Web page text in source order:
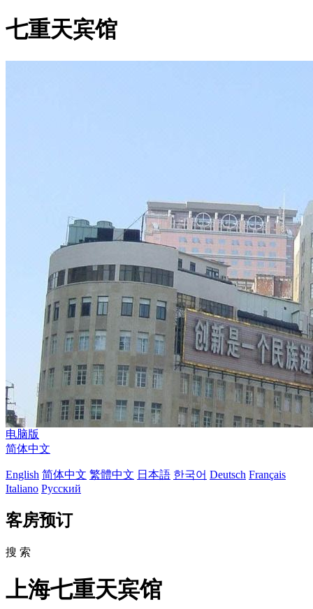
七重天宾馆
电脑版
简体中文
English 简体中文 繁體中文 日本語 한국어 Deutsch Français
Italiano Русский
客房预订
搜 索
上海七重天宾馆